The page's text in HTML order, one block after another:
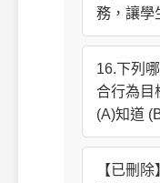
務，讓學
16.下列
合行為目
(A)知道
【已刪